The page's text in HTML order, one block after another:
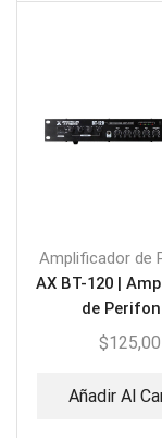
Amplificador de
AX BT-120 |
de
USB/SB/FM/
$125,00
Añadir Al